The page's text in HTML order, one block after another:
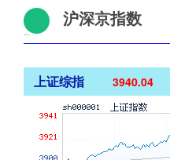
沪深京指数
上证综指 3940.04